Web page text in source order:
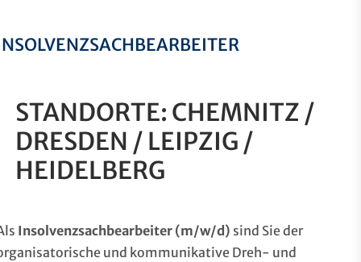
STANDORTE: CHEMNITZ /
DRESDEN / LEIPZIG /
HEIDELBERG
Insolvenzsachbearbeiter (m/w/d) sind Sie der
und kommunikative Dreh- und